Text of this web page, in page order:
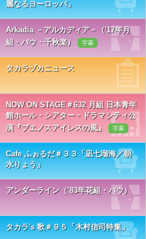
麗なるヨーロッパ」
Arkadia －アルカディア－（'17年月
組・バウ・千秋楽）
字幕
タカラヅカニュース
NOW ON STAGE＃632 月組 日本青年
館ホール・シアター・ドラマシティ公
演『ブエノスアイレスの風』
字幕
Cafe ふぉるだ＃３３「凪七瑠海／朝
水りょう」
アンダーライン（’83年花組・バウ）
タカラ's 歌＃９５「木村信司特集」